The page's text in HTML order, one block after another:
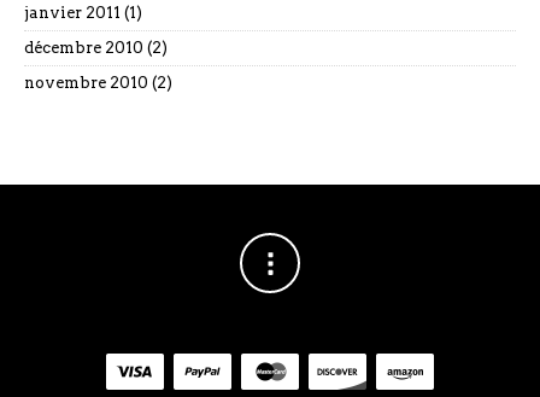
janvier 2011 (1)
décembre 2010 (2)
novembre 2010 (2)